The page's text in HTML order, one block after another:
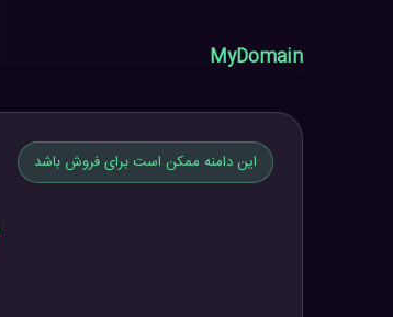
MyDomain
این دامنه ممکن است برای فروش باشد